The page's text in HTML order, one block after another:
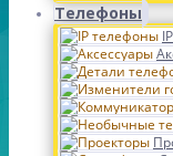
Телефоны